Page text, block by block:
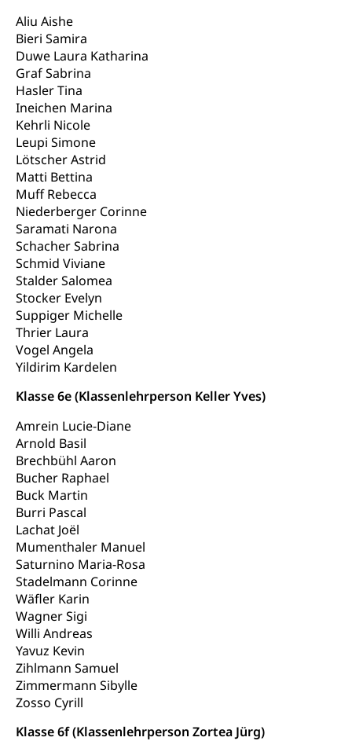
Aliu Aishe
Bieri Samira
Duwe Laura Katharina
Graf Sabrina
Hasler Tina
Ineichen Marina
Kehrli Nicole
Leupi Simone
Lötscher Astrid
Matti Bettina
Muff Rebecca
Niederberger Corinne
Saramati Narona
Schacher Sabrina
Schmid Viviane
Stalder Salomea
Stocker Evelyn
Suppiger Michelle
Thrier Laura
Vogel Angela
Yildirim Kardelen
Klasse 6e (Klassenlehrperson Keller Yves)
Amrein Lucie-Diane
Arnold Basil
Brechbühl Aaron
Bucher Raphael
Buck Martin
Burri Pascal
Lachat Joël
Mumenthaler Manuel
Saturnino Maria-Rosa
Stadelmann Corinne
Wäfler Karin
Wagner Sigi
Willi Andreas
Yavuz Kevin
Zihlmann Samuel
Zimmermann Sibylle
Zosso Cyrill
Klasse 6f (Klassenlehrperson Zortea Jürg)
Waffen, Sprengstoffe und Pyrotechnik
Reisepass, Identitätskarte
Strassenverkehrsamt (Führerausweis,
Staatsbürgerschaft, Bürgerrecht, Erwerb des
Bürgerrechts, Verlust des Bürgerrechts,
Einbürgerungsverfahren
Geburt
Geburtsurkunde, Geburtsschein, Geburtsanzeige
Familienzulagen (WAS Luzern)
Schwangerschaft / Geburt (gruezi.lu.ch)
Kinder und Jugendliche
Mündigkeit, Kindesschutz, Jugendschutz
Kinder- und Jugendförderung
Psychische Gesundheit
IV für Kinder und Jugendliche (WAS Luzern)
Pflege / Pflegeheim
Hauspflege, spitalexterne Pflege, Spitex
Betreuende Angehörige
Pflegeheimliste und freie Pflegeplätze
Betreuung von Angehörigen (WAS Luzern)
Religion
Kirche, Gottesdienst, Seelsorge,
Religionsgemeinschaft
Religionsvielfalt Im Kanton Luzern (unilu)
Sport
Freizeitaktivitäten, Schulsport, Spitzensport,
Breitensport, Jugend und Sport, Sportanlagen
Olympiateam Kanton Luzern
Offene Sporthallen
Gesundheitsförderung
Sportförderung
Haustiere, Heimtiere, Wildtiere, Veterinärmedizin,
Tiermedizin, Tierarzt, Tierschutz, Jagd, Fischerei,
Viehzucht
Veterinärdienst
Todesfall
Bestattung, Beerdigung, Testament, Erbrecht,
Erbschaft, Todesschein, Todesanzeige,
Zivilstandsamt, Erben, Erbenliste
Ärztliche Todesbescheinigung
Sicherheit
Armee
Militär, Militärdienst, Militärdienstpflicht,
Wehrpflicht, Berufssoldat, Militärdienstverweigerer,
Wehrpflichtersatz, Wehrpflichtersatzabgabe